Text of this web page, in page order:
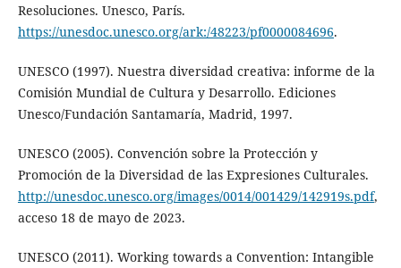
Resoluciones. Unesco, París.
https://unesdoc.unesco.org/ark:/48223/pf0000084696.
UNESCO (1997). Nuestra diversidad creativa: informe de la
Comisión Mundial de Cultura y Desarrollo. Ediciones
Unesco/Fundación Santamaría, Madrid, 1997.
UNESCO (2005). Convención sobre la Protección y
Promoción de la Diversidad de las Expresiones Culturales.
http://unesdoc.unesco.org/images/0014/001429/142919s.pdf,
acceso 18 de mayo de 2023.
UNESCO (2011). Working towards a Convention: Intangible